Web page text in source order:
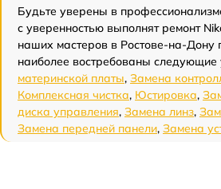
Будьте уверены в
с уверенностью выполнят ремонт
наших мастеров в Ростове-на-Дону
наиболее востребованы следующие
материнской платы, Замена
Комплексная чистка, Юстировка,
диска управления, Замена линз,
Замена передней панели, Замена